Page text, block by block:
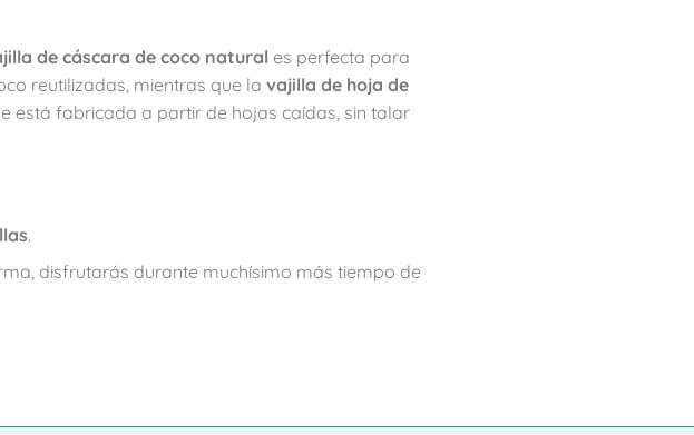
de cáscara de coco natural es perfecta para
reutilizadas, mientras que la vajilla de hoja de
está fabricada a partir de hojas caídas, sin talar
.
disfrutarás durante muchísimo más tiempo de